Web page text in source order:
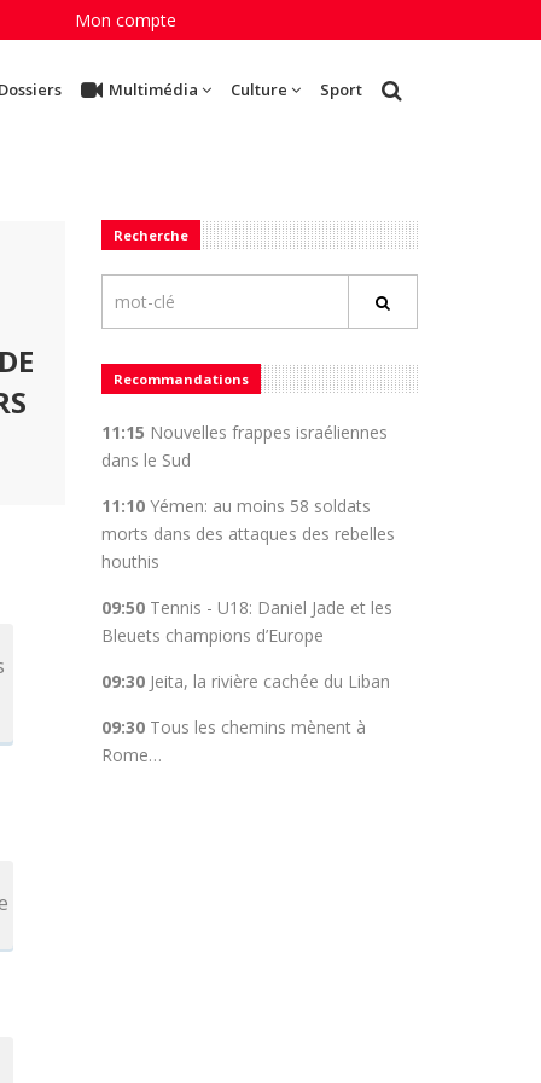
Mon compte
Multimédia Culture Sport
Recherche
Recommandations
11:15 Nouvelles frappes israéliennes
dans le Sud
11:10Yémen: au moins 58 soldats
morts dans des attaques des rebelles
houthis
09:50Tennis - U18: Daniel Jade et les
Bleuets champions d’Europe
09:30Jeita, la rivière cachée du Liban
09:30Tous les chemins mènent à
Rome…